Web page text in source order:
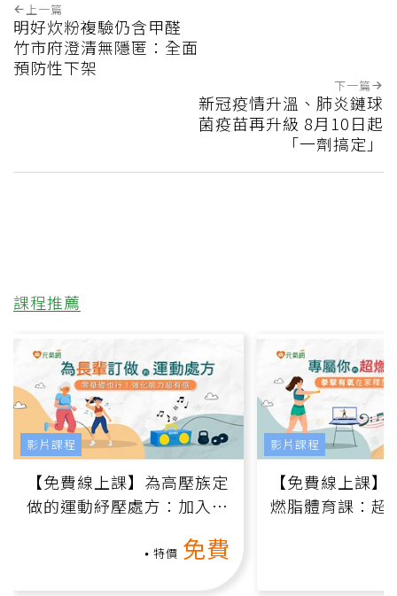
上一篇
明好炊粉複驗仍含甲醛
竹市府澄清無隱匿：全面
預防性下架
下一篇
新冠疫情升溫、肺炎鏈球
菌疫苗再升級 8月10日起
「一劑搞定」
課程推薦
【免費線上課】為高壓族定
做的運動紓壓處方：加入行
特價 免費
影片課程
【免費線上課
燃脂體育課：超
影片課程